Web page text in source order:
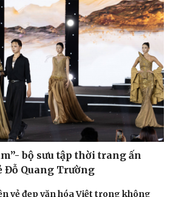
Giải trí
Nghệ sĩ
Thời trang
Sao Việt
bộ sưu tập thời trang ấn
Đỗ Quang Trường
vẻ đẹp văn hóa Việt trong không